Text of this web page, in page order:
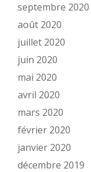
septembre 2020
août 2020
juillet 2020
juin 2020
mai 2020
avril 2020
mars 2020
février 2020
janvier 2020
décembre 2019